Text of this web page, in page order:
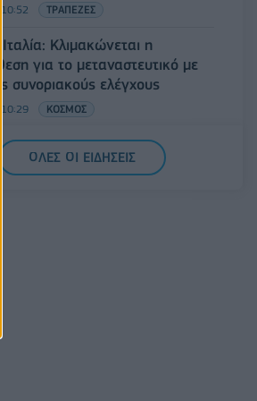
ΤΡΑΠΕΖΕΣ
Ιταλία: Κλιμακώνεται η
για το μεταναστευτικό με
συνοριακούς ελέγχους
10:29 ΚΟΣΜΟΣ
Στις 2 Σεπτεμβρίου η
του οικονομικού
ΟΛΕΣ ΟΙ ΕΙΔΗΣΕΙΣ